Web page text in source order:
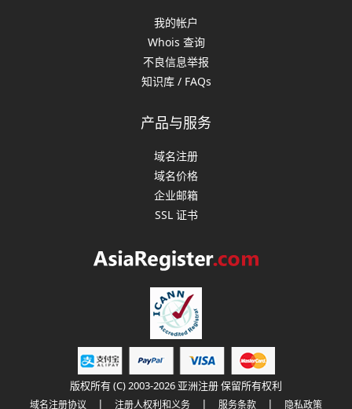
我的帐户
Whois 查询
不良信息举报
知识库 / FAQs
产品与服务
域名注册
域名价格
企业邮箱
SSL 证书
版权所有 (C) 2003-2026 亚洲注册 保留所有权利
域名注册协议 | 注册人权利和义务 | 服务条款 | 隐私政策